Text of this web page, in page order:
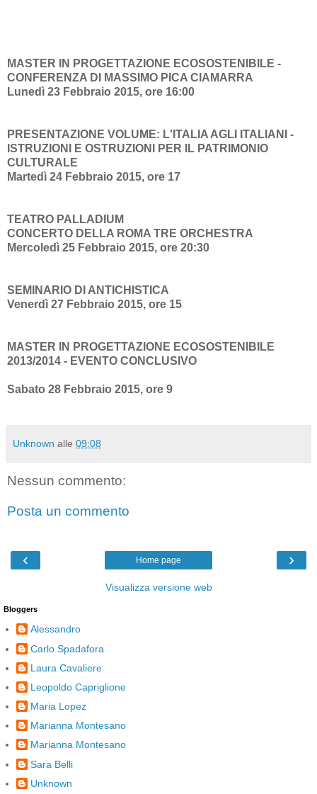
MASTER IN PROGETTAZIONE ECOSOSTENIBILE -
CONFERENZA DI MASSIMO PICA CIAMARRA
Lunedì 23 Febbraio 2015, ore 16:00
PRESENTAZIONE VOLUME: L'ITALIA AGLI ITALIANI -
ISTRUZIONI E OSTRUZIONI PER IL PATRIMONIO
CULTURALE
Martedì 24 Febbraio 2015, ore 17
TEATRO PALLADIUM
CONCERTO DELLA ROMA TRE ORCHESTRA
Mercoledì 25 Febbraio 2015, ore 20:30
SEMINARIO DI ANTICHISTICA
Venerdì 27 Febbraio 2015, ore 15
MASTER IN PROGETTAZIONE ECOSOSTENIBILE
2013/2014 - EVENTO CONCLUSIVO
Sabato 28 Febbraio 2015, ore 9
Unknown alle 09:08
Nessun commento:
Posta un commento
‹ ›
Home page
Visualizza versione web
Bloggers
Alessandro
Carlo Spadafora
Laura Cavaliere
Leopoldo Capriglione
Maria Lopez
Marianna Montesano
Marianna Montesano
Sara Belli
Unknown